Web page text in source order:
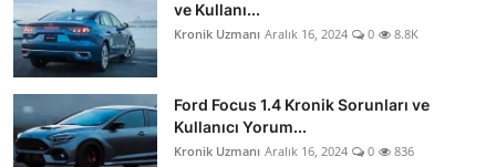
ve Kullanı...
Kronik Uzmanı Aralık 16, 2024 0 8.8K
Ford Focus 1.4 Kronik Sorunları ve
Kullanıcı Yorum...
Kronik Uzmanı Aralık 16, 2024 0 836